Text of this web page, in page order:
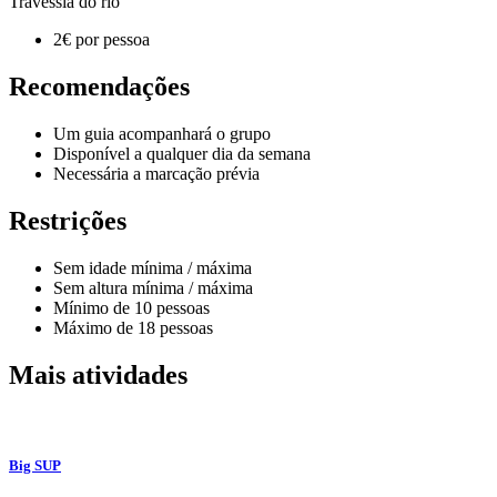
2€ por pessoa
Recomendações
Um guia acompanhará o grupo
Disponível a qualquer dia da semana
Necessária a marcação prévia
Restrições
Sem idade mínima / máxima
Sem altura mínima / máxima
Mínimo de 10 pessoas
Máximo de 18 pessoas
Mais atividades
Big SUP